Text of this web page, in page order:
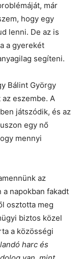
már
hogy egy
lenni. De az is
a gyerekét
segíteni.
Bálint György
eszembe. A
játszódik, és az
egy nő
mennyi
az
a napokban fakadt
osztotta meg
biztos közel
a közösségi
harc és